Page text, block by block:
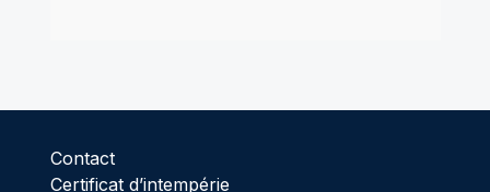
Contact
Certificat d’intempérie